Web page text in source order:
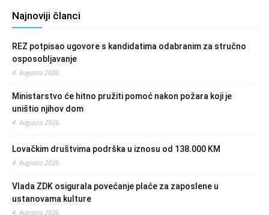
Najnoviji članci
REZ potpisao ugovore s kandidatima odabranim za stručno
osposobljavanje
4. Augusta 2026.
Ministarstvo će hitno pružiti pomoć nakon požara koji je
uništio njihov dom
4. Augusta 2026.
Lovačkim društvima podrška u iznosu od 138.000 KM
4. Augusta 2026.
Vlada ZDK osigurala povećanje plaće za zaposlene u
ustanovama kulture
4. Augusta 2026.